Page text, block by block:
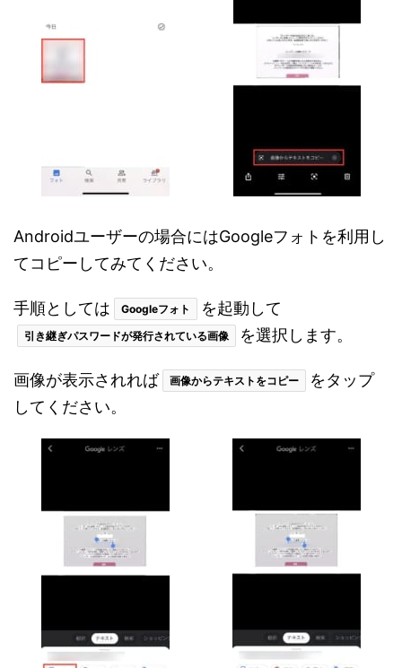
Androidユーザーの場合にはGoogleフォトを利用し
てコピーしてみてください。
手順としては Googleフォト を起動して
引き継ぎパスワードが発行されている画像 を選択します。
画像が表示されれば 画像からテキストをコピー
をタップ
してください。